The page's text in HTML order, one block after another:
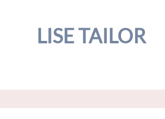
LISE TAILOR